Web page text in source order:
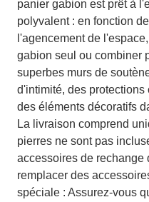
panier gabion est prêt à
polyvalent : en fonction
l'agencement de
gabion seul ou combiner
superbes murs de
d'intimité, des
des éléments décoratifs
La livraison comprend
pierres ne sont pas
accessoires de rechange
remplacer des
spéciale : Assurez-vous